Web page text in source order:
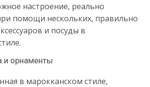
настроение, реально
помощи нескольких, правильно
и посуды в
и орнаменты
в марокканском стиле,